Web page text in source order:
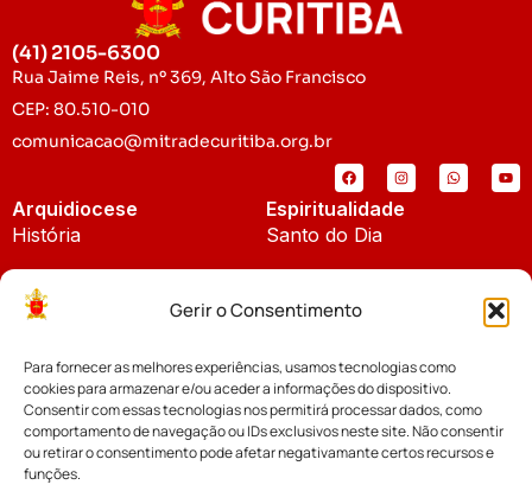
Gerir o Consentimento
Para fornecer as melhores experiências, usamos tecnologias como
cookies para armazenar e/ou aceder a informações do dispositivo.
Consentir com essas tecnologias nos permitirá processar dados, como
comportamento de navegação ou IDs exclusivos neste site. Não consentir
ou retirar o consentimento pode afetar negativamante certos recursos e
funções.
(41) 2105-6300
Rua Jaime Reis, nº 369, Alto São Francisco
CEP: 80.510-010
comunicacao@mitradecuritiba.org.br
Arquidiocese
História
Padroeira
Espiritualidade
Santo do Dia
Notícias
Notícias da Arquidiocese
Notícias Cáritas
Cúria Diocesana
Fundo Diocesano